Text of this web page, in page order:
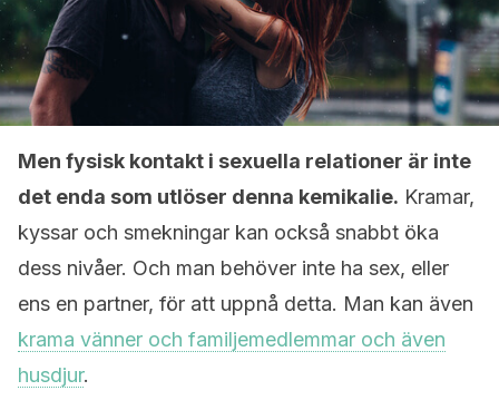
Men fysisk kontakt i sexuella relationer är inte
det enda som utlöser denna kemikalie. Kramar,
kyssar och smekningar kan också snabbt öka
dess nivåer. Och man behöver inte ha sex, eller
ens en partner, för att uppnå detta. Man kan även
krama vänner och familjemedlemmar och även
husdjur.